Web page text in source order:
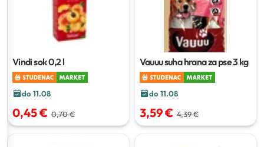
Vindi sok0,2 l
do 11.08
0,45 € 0,70 €
Vauuu suha hrana za pse3 kg
do 11.08
3,59 € 4,39 €